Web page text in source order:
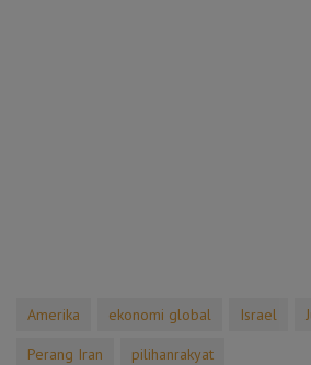
Amerika ekonomi global Israel
Perang Iran
pilihanrakyat